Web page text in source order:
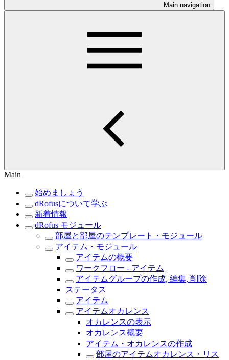
Main navigation
Main
始めましょう
dRofusについて学ぶ
新着情報
dRofus モジュール
部屋と部屋のテンプレート・モジュール
アイテム・モジュール
アイテムの概要
ワークフロー - アイテム
アイテムグループの作成, 編集, 削除
ステータス
アイテム
アイテムオカレンス
オカレンスの表示
オカレンス概要
アイテム・オカレンスの作成
部屋のアイテムオカレンス・リス